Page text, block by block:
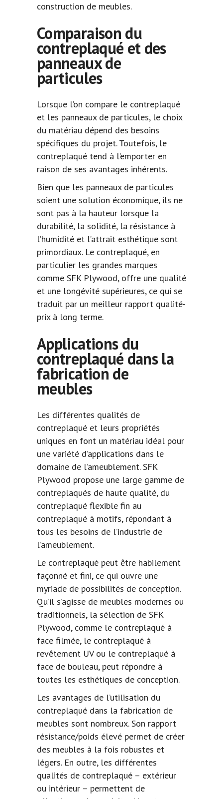
construction de meubles.
Comparaison du
contreplaqué et des
panneaux de
particules
Lorsque l’on compare le contreplaqué
et les panneaux de particules, le choix
du matériau dépend des besoins
spécifiques du projet. Toutefois, le
contreplaqué tend à l’emporter en
raison de ses avantages inhérents.
Bien que les panneaux de particules
soient une solution économique, ils ne
sont pas à la hauteur lorsque la
durabilité, la solidité, la résistance à
l’humidité et l’attrait esthétique sont
primordiaux. Le contreplaqué, en
particulier les grandes marques
comme SFK Plywood, offre une qualité
et une longévité supérieures, ce qui se
traduit par un meilleur rapport qualité-
prix à long terme.
Applications du
contreplaqué dans la
fabrication de
meubles
Les différentes qualités de
contreplaqué et leurs propriétés
uniques en font un matériau idéal pour
une variété d’applications dans le
domaine de l’ameublement. SFK
Plywood propose une large gamme de
contreplaqués de haute qualité, du
contreplaqué flexible fin au
contreplaqué à motifs, répondant à
tous les besoins de l’industrie de
l’ameublement.
Le contreplaqué peut être habilement
façonné et fini, ce qui ouvre une
myriade de possibilités de conception.
Qu’il s’agisse de meubles modernes ou
traditionnels, la sélection de SFK
Plywood, comme le contreplaqué à
face filmée, le contreplaqué à
revêtement UV ou le contreplaqué à
face de bouleau, peut répondre à
toutes les esthétiques de conception.
Les avantages de l’utilisation du
contreplaqué dans la fabrication de
meubles sont nombreux. Son rapport
résistance/poids élevé permet de créer
des meubles à la fois robustes et
légers. En outre, les différentes
qualités de contreplaqué – extérieur
ou intérieur – permettent de